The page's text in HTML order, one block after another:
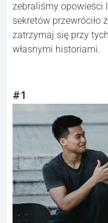
zebraliśmy opowieści
sekretów przewróciło
zatrzymaj się przy
własnymi historiami.
#1